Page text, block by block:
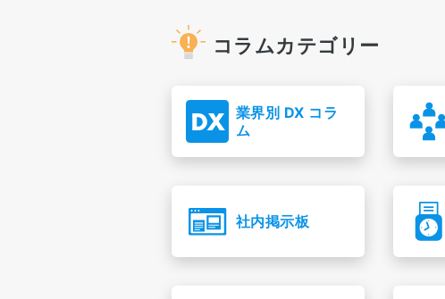
コラムカテゴリー
業界別 DX コラ
ム
社内掲示板